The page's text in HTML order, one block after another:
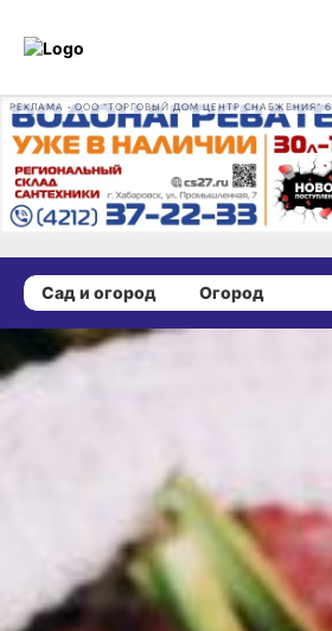
Сад и огород Огород
27 сентября 2025 г., 09:00
Подзимний посев
хабаровчанки
Вредители «запаздывают»
с нанесением ущерба, встречая
уже крепкие растения
pxhere.com
Раньше я не знала, что вредителей
овощных растений можно